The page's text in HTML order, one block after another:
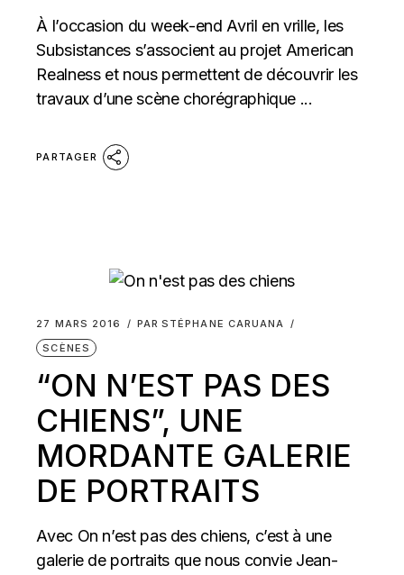
À l’occasion du week-end Avril en vrille, les
Subsistances s’associent au projet American
Realness et nous permettent de découvrir les
travaux d’une scène chorégraphique ...
PARTAGER
27 MARS 2016 PAR STÉPHANE CARUANA
SCÈNES
“ON N’EST PAS DES
CHIENS”, UNE
MORDANTE GALERIE
DE PORTRAITS
Avec On n’est pas des chiens, c’est à une
galerie de portraits que nous convie Jean-